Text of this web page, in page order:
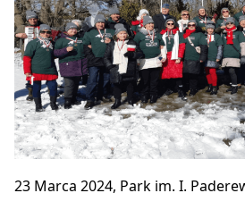
23 Marca 2024, Park im. I.